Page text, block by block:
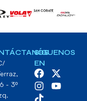
- 3º
SÍGUENOS
EN